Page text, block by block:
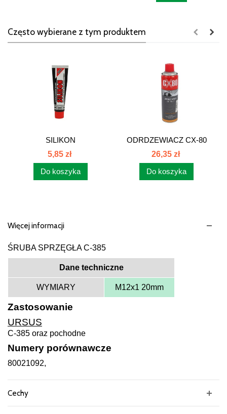
Często wybierane z tym produktem
SILIKON
WYSOKOTEMPERATUROWY
5,85 zł
Do koszyka
ODRDZEWIACZ CX-80
500ml 291 500ML
26,35 zł
Do koszyka
Więcej informacji
ŚRUBA SPRZĘGŁA C-385
Dane techniczne
WYMIARY M12x1 20mm
Zastosowanie
URSUS
C-385 oraz pochodne
Numery porównawcze
80021092,
Cechy